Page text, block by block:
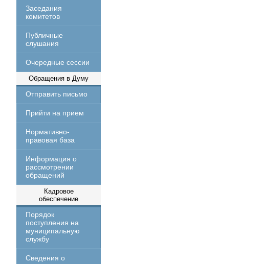
Заседания
комитетов
Публичные
слушания
Очередные сессии
Обращения в Думу
Отправить письмо
Прийти на прием
Нормативно-
правовая база
Информация о
рассмотрении
обращений
Кадровое
обеспечение
Порядок
поступления на
муниципальную
службу
Сведения о